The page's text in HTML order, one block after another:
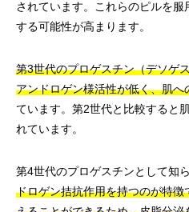
されています。これらのピルを
する可能性が高まります。
第3世代のプロゲスチン（デソゲ
アンドロゲン様活性が低く、肌
ています。第2世代と比較すると
れています。
第4世代のプロゲスチンとして知
ドロゲン拮抗作用を持つのが特